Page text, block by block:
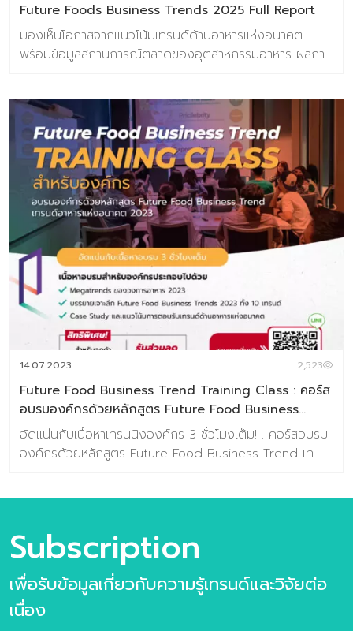
เต็ม 3,990 บาท หากมีคำถามเ […]
Future Foods Business Trends 2025 Full Report
มองเห็นโอกาสจากแนวโน้มเทรนด์ด้านอาหารแห่งอนาคต
พร้อมข้อมูลสถานการณ์ตลาดของอุตสาหกรรมอาหาร ผลการ
เนื้อหาภายในเล่ม ชุดข้อมูลวิจัยเทรนด์ประกอบไปด้วย 6 เท
รนด์ความต้องการของผู้บริโภคยุคใหม่ 10 แนวโน้มธุรกิจ
อาหารแห่งอนาคต และ 31 เทรนด์ย่อยประกอบไปด้วย >10
แนวโน้มธุรกิจอาหารแห่งอนาคต ประกอบไปด้วย
Personalized Nutrition Well-Mental Eating Fermented
taste of time Extraordinary Meal Through The Root
Alcoholic Journey Foods for the world Alternative
Protein FoodTech Edible Beauty >ข้อมูลตัวอย่างกรณี
ศึกษากว่า 100 ตัวอย่าง >ผลการวิจัยผู้บริโภคชาวไทย 800
ตัวอย่าง เกี่ยวกับการตอบรับเทรนด์อนาคตอาหาร จำนวน
160 หน้า พิเศษ ราคา 2,900 จากปกติ 3,500 บาท พิเศษ
ห้ามพลาดกับ Exclusive Training Class บรรยาย 3 ชั่วโมง
โดย คุณปรมา ทิพย์ธนทรัพย์ ผู้อำนวยการศูนย์วิจัยเทรนด์
และคอนเซ็ปต์แห่งอนาคต บารามีซี่แล็บ โดยลูกค้าสามารถร่วม
กันออกแบบเนื้อหาเทรนด์ด้านอาหารแห่งอนาคตที่ตรงประเด็น
และสอดคล้องกับ […]
14.07.2023 2,523
Future Food Business Trend Training Class : คอร์ส
อบรมองค์กรด้วยหลักสูตร Future Food Business
Trend เทรนด์อาหารแห่งอนาคต 2023
อัดแน่นกับเนื้อหาเทรนนิงองค์กร 3 ชั่วโมงเต็ม! . คอร์สอบรม
องค์กรด้วยหลักสูตร Future Food Business Trend เท
อุตสาหกรรมอาหาร พร้อมขยายโอกาสและเอาชนะใจผู้บริโภคได้
มากขึ้น . เนื้อหาเทรนนิ่งสำหรับองค์กร ประกอบไปด้วย
Megatrends ของวงการอาหาร 2022 บรรยายเจาะลึก
Future Food Business Trends 2022 ทั้ง 10เทรนด์
Case Study และ แนวโน้มการตอบรับเทรนด์ด้านอาหารแห่
Subscription
เพื่อรับข้อมูลเกี่ยวกับความรู้เทรนด์และวิจัยต่อ
เนื่อง